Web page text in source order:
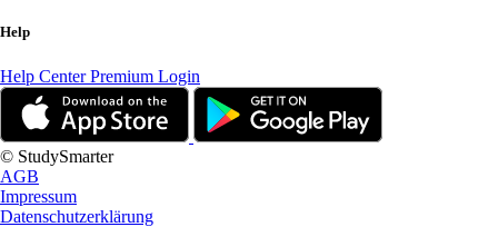
Help
Help CenterPremium Login
© StudySmarter
AGB
Impressum
Datenschutzerklärung